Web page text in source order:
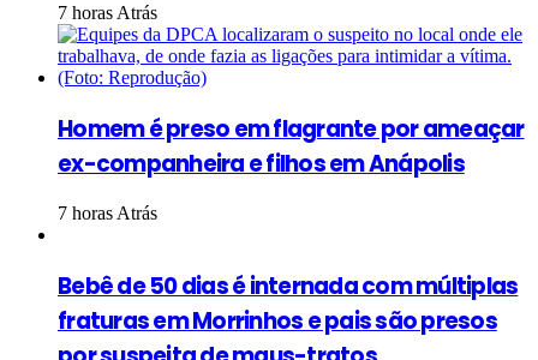
7 horas Atrás
Homem é preso em flagrante por ameaçar
ex-companheira e filhos em Anápolis
7 horas Atrás
Bebê de 50 dias é internada com múltiplas
fraturas em Morrinhos e pais são presos